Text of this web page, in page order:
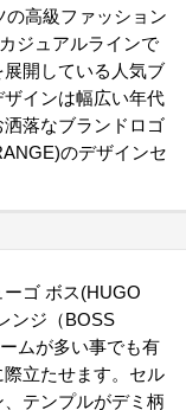
高級ファッション
ジュアルラインで
開している人気ブ
インは幅広い年代
落なブランドロゴ
のデザインセ
ーゴ ボス(HUGO
ンジ（BOSS
ムが多い事でも有
立たせます。セル
テンプルがデミ柄